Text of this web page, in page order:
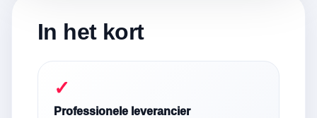
In het kort
✓
Professionele leverancier